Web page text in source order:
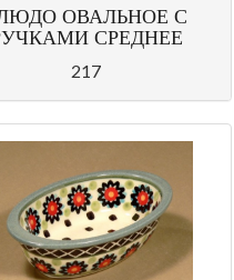
ОВАЛЬНОЕ С
СРЕДНЕЕ
217